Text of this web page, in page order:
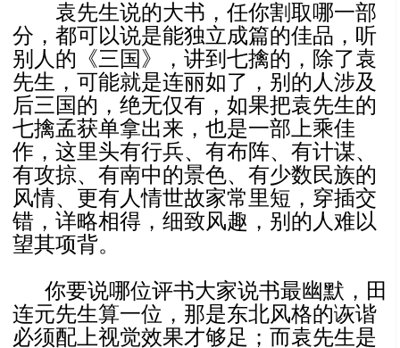
袁先生说的大书，任你割取哪一部
分，都可以说是能独立成篇的佳品，听
别人的《三国》，讲到七擒的，除了袁
先生，可能就是连丽如了，别的人涉及
后三国的，绝无仅有，如果把袁先生的
七擒孟获单拿出来，也是一部上乘佳
作，这里头有行兵、有布阵、有计谋、
有攻掠、有南中的景色、有少数民族的
风情、更有人情世故家常里短，穿插交
错，详略相得，细致风趣，别的人难以
望其项背。
你要说哪位评书大家说书最幽默，田
连元先生算一位，那是东北风格的诙谐
必须配上视觉效果才够足；而袁先生是